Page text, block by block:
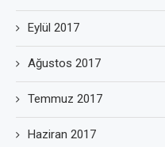
Eylül 2017
Ağustos 2017
Temmuz 2017
Haziran 2017